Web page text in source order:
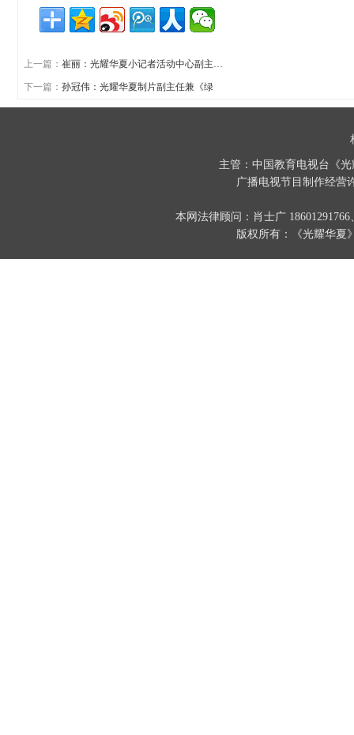
上一篇：崔丽：光耀华夏小记者活动中心副主…
下一篇：孙冠伟：光耀华夏制片副主任兼《绿
主管：中国教育电视台《
广播电视节目制作经营
本网法律顾问：肖士广
版权所有：《光耀华夏